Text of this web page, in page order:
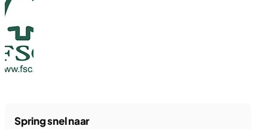
Spring snel naar